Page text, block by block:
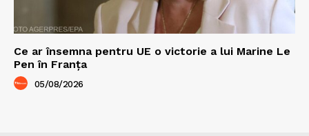
Ce ar însemna pentru UE o victorie a lui Marine Le
Pen în Franța
05/08/2026